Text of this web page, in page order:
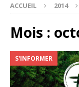
ACCUEIL 2014
Mois :
S'INFORMER